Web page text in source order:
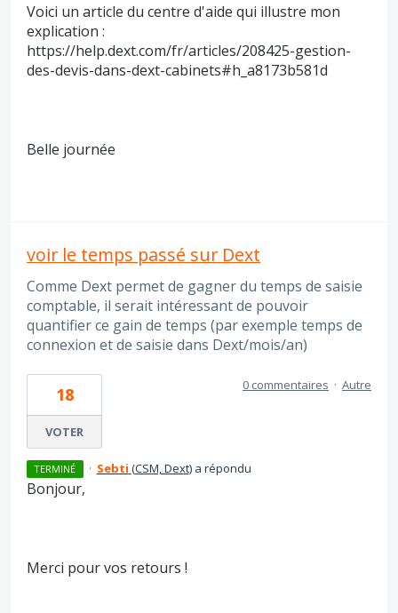
Voici un article du centre d'aide qui illustre mon
explication :
https://help.dext.com/fr/articles/208425-gestion-
des-devis-dans-dext-cabinets#h_a8173b581d
Belle journée
voir le temps passé sur Dext
Comme Dext permet de gagner du temps de saisie
comptable, il serait intéressant de pouvoir
quantifier ce gain de temps (par exemple temps de
connexion et de saisie dans Dext/mois/an)
18
VOTER
0 commentaires · Autre
TERMINÉ · Sebti (CSM, Dext)a répondu
Bonjour,
Merci pour vos retours !